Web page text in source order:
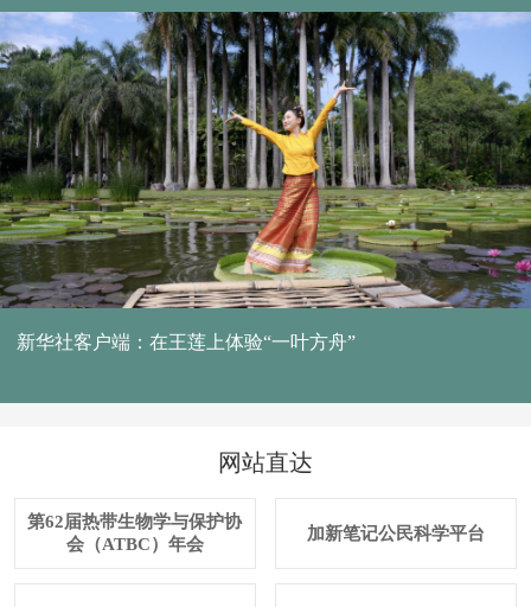
新华社客户端：在王莲上体验“一叶方舟”
网站直达
第62届热带生物学与保护协
会（ATBC）年会
加新笔记公民科学平台